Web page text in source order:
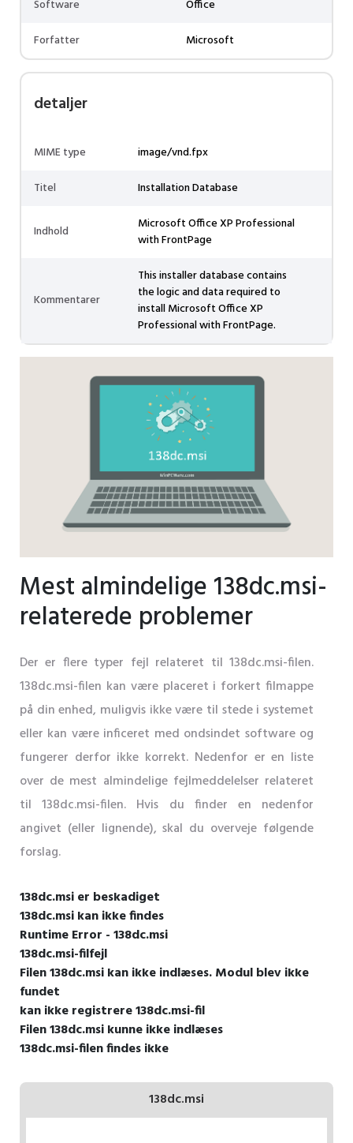
Software
Office
Forfatter
Microsoft
detaljer
MIME type
image/vnd.fpx
Titel
Installation Database
Indhold
Microsoft Office XP Professional
with FrontPage
Kommentarer
This installer database contains
the logic and data required to
install Microsoft Office XP
Professional with FrontPage.
Mest almindelige 138dc.msi-
relaterede problemer
Der er flere typer fejl relateret til 138dc.msi-filen.
138dc.msi-filen kan være placeret i forkert filmappe
på din enhed, muligvis ikke være til stede i systemet
eller kan være inficeret med ondsindet software og
fungerer derfor ikke korrekt. Nedenfor er en liste
over de mest almindelige fejlmeddelelser relateret
til 138dc.msi-filen. Hvis du finder en nedenfor
angivet (eller lignende), skal du overveje følgende
forslag.
138dc.msi er beskadiget
138dc.msi kan ikke findes
Runtime Error - 138dc.msi
138dc.msi-filfejl
Filen 138dc.msi kan ikke indlæses. Modul blev ikke
fundet
kan ikke registrere 138dc.msi-fil
Filen 138dc.msi kunne ikke indlæses
138dc.msi-filen findes ikke
138dc.msi